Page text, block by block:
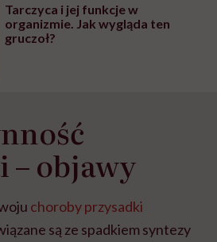
Tarczyca i jej funkcje w
organizmie. Jak wygląda ten
gruczoł?
– objawy
choroby przysadki
są ze spadkiem syntezy